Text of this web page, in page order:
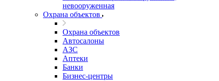
невооруженная
Охрана объектов
Охрана объектов
Автосалоны
АЗС
Аптеки
Банки
Бизнес-центры